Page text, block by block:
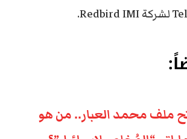
ملف محمد العبار.. من هو